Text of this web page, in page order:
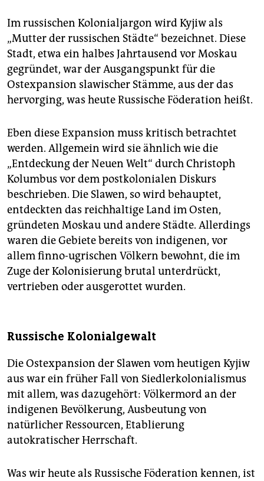
Im russischen Kolonialjargon wird Kyjiw als
„Mutter der russischen Städte“ bezeichnet. Diese
Stadt, etwa ein halbes Jahrtausend vor Moskau
gegründet, war der Ausgangspunkt für die
Ostexpansion slawischer Stämme, aus der das
hervorging, was heute Russische Föderation heißt.
Eben diese Expansion muss kritisch betrachtet
werden. Allgemein wird sie ähnlich wie die
„Entdeckung der Neuen Welt“ durch Christoph
Kolumbus vor dem postkolonialen Diskurs
beschrieben. Die Slawen, so wird behauptet,
entdeckten das reichhaltige Land im Osten,
gründeten Moskau und andere Städte. Allerdings
waren die Gebiete bereits von indigenen, vor
allem finno-ugrischen Völkern bewohnt, die im
Zuge der Kolonisierung brutal unterdrückt,
vertrieben oder ausgerottet wurden.
Russische Kolonialgewalt
Die Ostexpansion der Slawen vom heutigen Kyjiw
aus war ein früher Fall von Siedlerkolonialismus
mit allem, was dazugehört: Völkermord an der
indigenen Bevölkerung, Ausbeutung von
natürlicher Ressourcen, Etablierung
autokratischer Herrschaft.
Was wir heute als Russische Föderation kennen, ist